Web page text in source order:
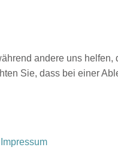
andere uns
Sie, dass bei einer
Impressum